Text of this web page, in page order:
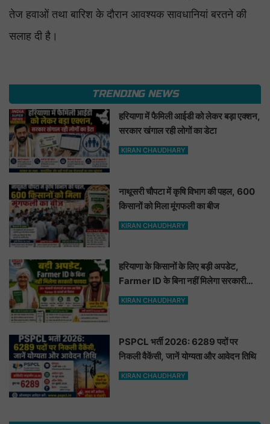
तेज हवाओं तथा बारिश के दौरान आवश्यक सावधानियां बरतने की
सलाह दी है।
TRENDING NEWS
हरियाणा में फैमिली आईडी को लेकर बड़ा एक्शन,
सरकार खंगाल रही लोगों का डेटा
KIRAN CHAUDHARY
नाथूसरी चौपटा में कृषि विभाग की पहल, 600
किसानों को मिला मूंगफली का बीज
KIRAN CHAUDHARY
हरियाणा के किसानों के लिए बड़ी अपडेट,
Farmer ID के बिना नहीं मिलेगा सरकारी
फायदा
KIRAN CHAUDHARY
PSPCL भर्ती 2026: 6289 पदों पर
निकली वैकेंसी, जानें योग्यता और आवेदन तिथि
KIRAN CHAUDHARY